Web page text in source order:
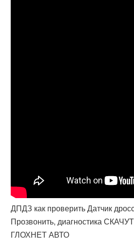
ДПДЗ как проверить Датчик
Прозвонить, диагностика
ГЛОХНЕТ АВТО